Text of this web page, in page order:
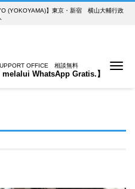
(YOKOYAMA)】東京・新宿 横山大輔行政
OFFICE 相談無料
WhatsApp Gratis.】